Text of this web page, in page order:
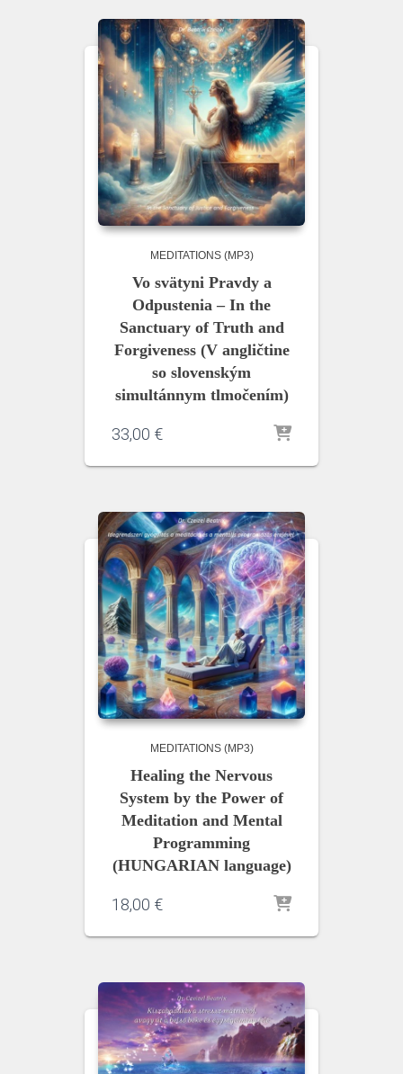
MEDITATIONS (MP3)
Vo svätyni Pravdy a
Odpustenia – In the
Sanctuary of Truth and
Forgiveness (V angličtine
so slovenským
simultánnym tlmočením)
33,00 €
MEDITATIONS (MP3)
Healing the Nervous
System by the Power of
Meditation and Mental
Programming
(HUNGARIAN language)
18,00 €